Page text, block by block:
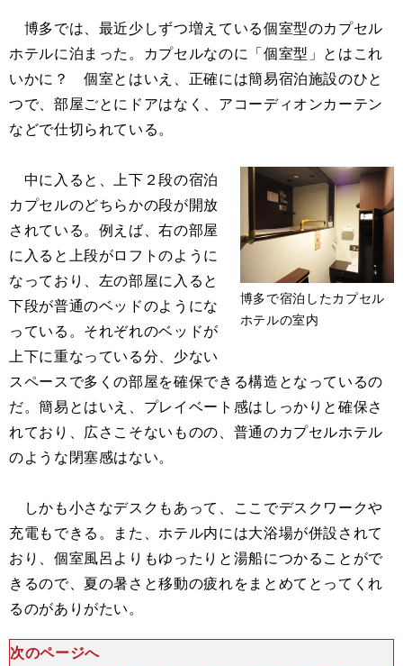
博多では、最近少しずつ増えている個室型のカプセル
ホテルに泊まった。カプセルなのに「個室型」とはこれ
いかに？ 個室とはいえ、正確には簡易宿泊施設のひと
つで、部屋ごとにドアはなく、アコーディオンカーテン
などで仕切られている。
博多で宿泊したカプセル
ホテルの室内
中に入ると、上下２段の宿泊
カプセルのどちらかの段が開放
されている。例えば、右の部屋
に入ると上段がロフトのように
なっており、左の部屋に入ると
下段が普通のベッドのようにな
っている。それぞれのベッドが
上下に重なっている分、少ない
スペースで多くの部屋を確保できる構造となっているの
だ。簡易とはいえ、プレイベート感はしっかりと確保さ
れており、広さこそないものの、普通のカプセルホテル
のような閉塞感はない。
しかも小さなデスクもあって、ここでデスクワークや
充電もできる。また、ホテル内には大浴場が併設されて
おり、個室風呂よりもゆったりと湯船につかることがで
きるので、夏の暑さと移動の疲れをまとめてとってくれ
るのがありがたい。
次のページへ